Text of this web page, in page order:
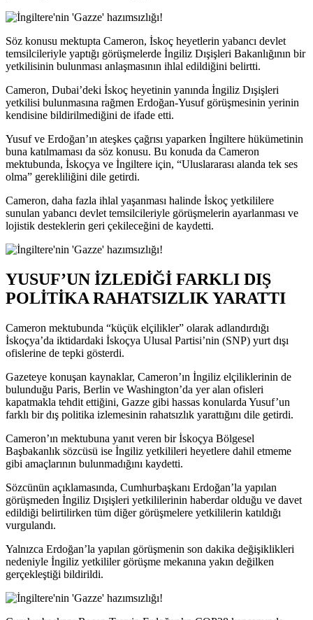
Söz konusu mektupta Cameron, İskoç heyetlerin yabancı devlet
temsilcileriyle yaptığı görüşmelerde İngiliz Dışişleri Bakanlığının bir
yetkilisinin bulunması anlaşmasının ihlal edildiğini belirtti.
Cameron, Dubai’deki İskoç heyetinin yanında İngiliz Dışişleri
yetkilisi bulunmasına rağmen Erdoğan-Yusuf görüşmesinin yerinin
kendisine bildirilmediğini de ifade etti.
Yusuf ve Erdoğan’ın ateşkes çağrısı yaparken İngiltere hükümetinin
buna katılmaması da söz konusu. Bu konuda da Cameron
mektubunda, İskoçya ve İngiltere için, “Uluslararası alanda tek ses
olma” gerekliliğini dile getirdi.
Cameron, daha fazla ihlal yaşanması halinde İskoç yetkililere
sunulan yabancı devlet temsilcileriyle görüşmelerin ayarlanması ve
lojistik desteklerin geri çekileceğini de kaydetti.
YUSUF’UN İZLEDİĞİ FARKLI DIŞ
POLİTİKA RAHATSIZLIK YARATTI
Cameron mektubunda “küçük elçilikler” olarak adlandırdığı
İskoçya’da iktidardaki İskoçya Ulusal Partisi’nin (SNP) yurt dışı
ofislerine de tepki gösterdi.
Gazeteye konuşan kaynaklar, Cameron’ın İngiliz elçiliklerinin de
bulunduğu Paris, Berlin ve Washington’da yer alan ofisleri
kapatmakla tehdit ettiğini, Gazze gibi hassas konularda Yusuf’un
farklı bir dış politika izlemesinin rahatsızlık yarattığını dile getirdi.
Cameron’ın mektubuna yanıt veren bir İskoçya Bölgesel
Başbakanlık sözcüsü ise İngiliz yetkilileri heyetlere dahil etmeme
gibi amaçlarının bulunmadığını kaydetti.
Sözcünün açıklamasında, Cumhurbaşkanı Erdoğan’la yapılan
görüşmeden İngiliz Dışişleri yetkililerinin haberdar olduğu ve davet
edildiği belirtilirken tüm diğer görüşmelere yetkililerin katıldığı
vurgulandı.
Yalnızca Erdoğan’la yapılan görüşmenin son dakika değişiklikleri
nedeniyle İngiliz yetkililer görüşme mekanına yakın değilken
gerçekleştiği bildirildi.